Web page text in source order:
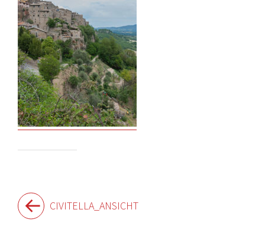
Beitragsnavigation
CIVITELLA_ANSICHT